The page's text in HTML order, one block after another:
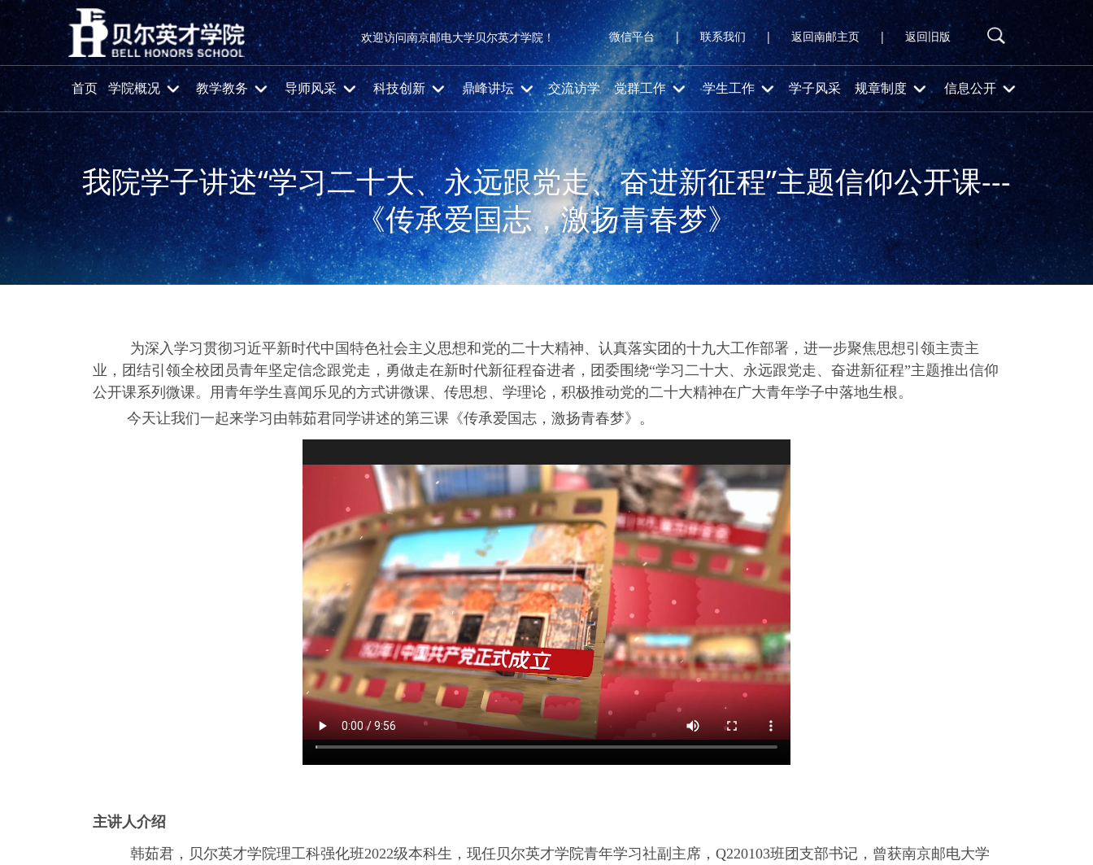
欢迎访问南京邮电大学贝尔英才学院！ 微信平台 | 联系我们 | 返回南邮主页 | 返回旧版
首页 学院概况 教学教务 导师风采 科技创新 鼎峰讲坛 交流访学 党群工作 学生工作 学子风采 规章制度 信息公开
我院学子讲述“学习二十大、永远跟党走、奋进新征程”主题信仰公开课---
《传承爱国志，激扬青春梦》
为深入学习贯彻习近平新时代中国特色社会主义思想和党的二十大精神、认真落实团的十九大工作部署，进一步聚焦思想引领主责主
业，团结引领全校团员青年坚定信念跟党走，勇做走在新时代新征程奋进者，团委围绕“学习二十大、永远跟党走、奋进新征程”主题推出信仰
公开课系列微课。用青年学生喜闻乐见的方式讲微课、传思想、学理论，积极推动党的二十大精神在广大青年学子中落地生根。
今天让我们一起来学习由韩茹君同学讲述的第三课《传承爱国志，激扬青春梦》。
主讲人介绍
韩茹君，贝尔英才学院理工科强化班2022级本科生，现任贝尔英才学院青年学习社副主席，Q220103班团支部书记，曾获南京邮电大学